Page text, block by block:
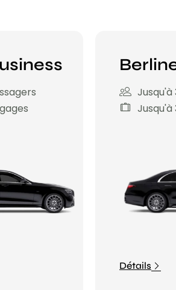
Jusqu'à
Jusqu'à
Détails